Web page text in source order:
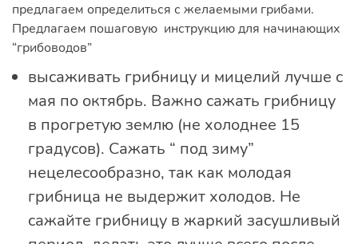
предлагаем определиться с желаемыми грибами.
Предлагаем пошаговую инструкцию для начинающих
“грибоводов”
высаживать грибницу и мицелий лучше с
мая по октябрь. Важно сажать грибницу
в прогретую землю (не холоднее 15
градусов). Сажать “ под зиму”
нецелесообразно, так как молодая
грибница не выдержит холодов. Не
сажайте грибницу в жаркий засушливый